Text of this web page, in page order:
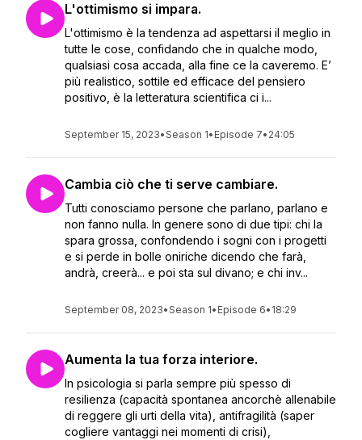
L'ottimismo si impara.
L'ottimismo è la tendenza ad aspettarsi il meglio in
tutte le cose, confidando che in qualche modo,
qualsiasi cosa accada, alla fine ce la caveremo. E’
più realistico, sottile ed efficace del pensiero
positivo, è la letteratura scientifica ci i...
September 15, 2023•Season 1• Episode 7• 24:05
Cambia ciò che ti serve cambiare.
Tutti conosciamo persone che parlano, parlano e
non fanno nulla. In genere sono di due tipi: chi la
spara grossa, confondendo i sogni con i progetti
e si perde in bolle oniriche dicendo che farà,
andrà, creerà... e poi sta sul divano; e chi inv...
September 08, 2023•Season 1• Episode 6• 18:29
Aumenta la tua forza interiore.
In psicologia si parla sempre più spesso di
resilienza (capacità spontanea ancorchè allenabile
di reggere gli urti della vita), antifragilità (saper
cogliere vantaggi nei momenti di crisi),